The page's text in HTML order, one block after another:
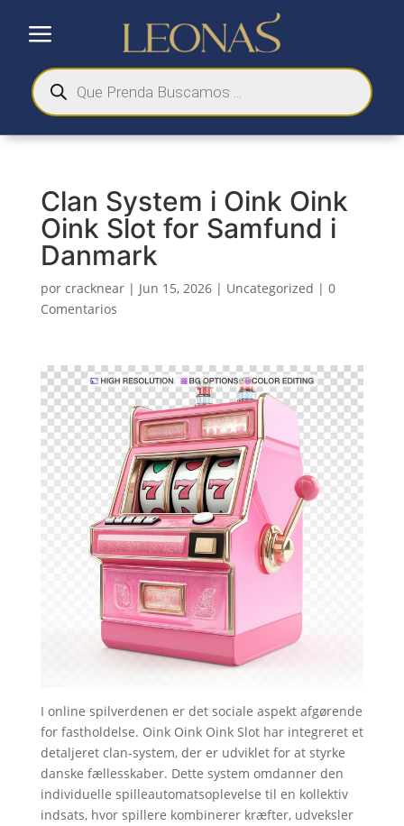
a
Búsqueda
de
productos
Clan System i Oink Oink
Oink Slot for Samfund i
Danmark
por cracknear| Jun 15, 2026| Uncategorized | 0
Comentarios
I online spilverdenen er det sociale aspekt afgørende
for fastholdelse. Oink Oink Oink Slot har integreret et
detaljeret clan-system, der er udviklet for at styrke
danske fællesskaber. Dette system omdanner den
individuelle spilleautomatsoplevelse til en kollektiv
indsats, hvor spillere kombinerer kræfter, udveksler